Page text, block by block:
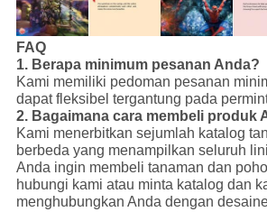
FAQ
1. Berapa minimum pesanan Anda?
Kami memiliki pedoman pesanan
dapat fleksibel tergantung pada
2. Bagaimana cara membeli produk
Kami menerbitkan sejumlah katalog
berbeda yang menampilkan seluruh
Anda ingin membeli tanaman dan
hubungi kami atau minta katalog dan
menghubungkan Anda dengan